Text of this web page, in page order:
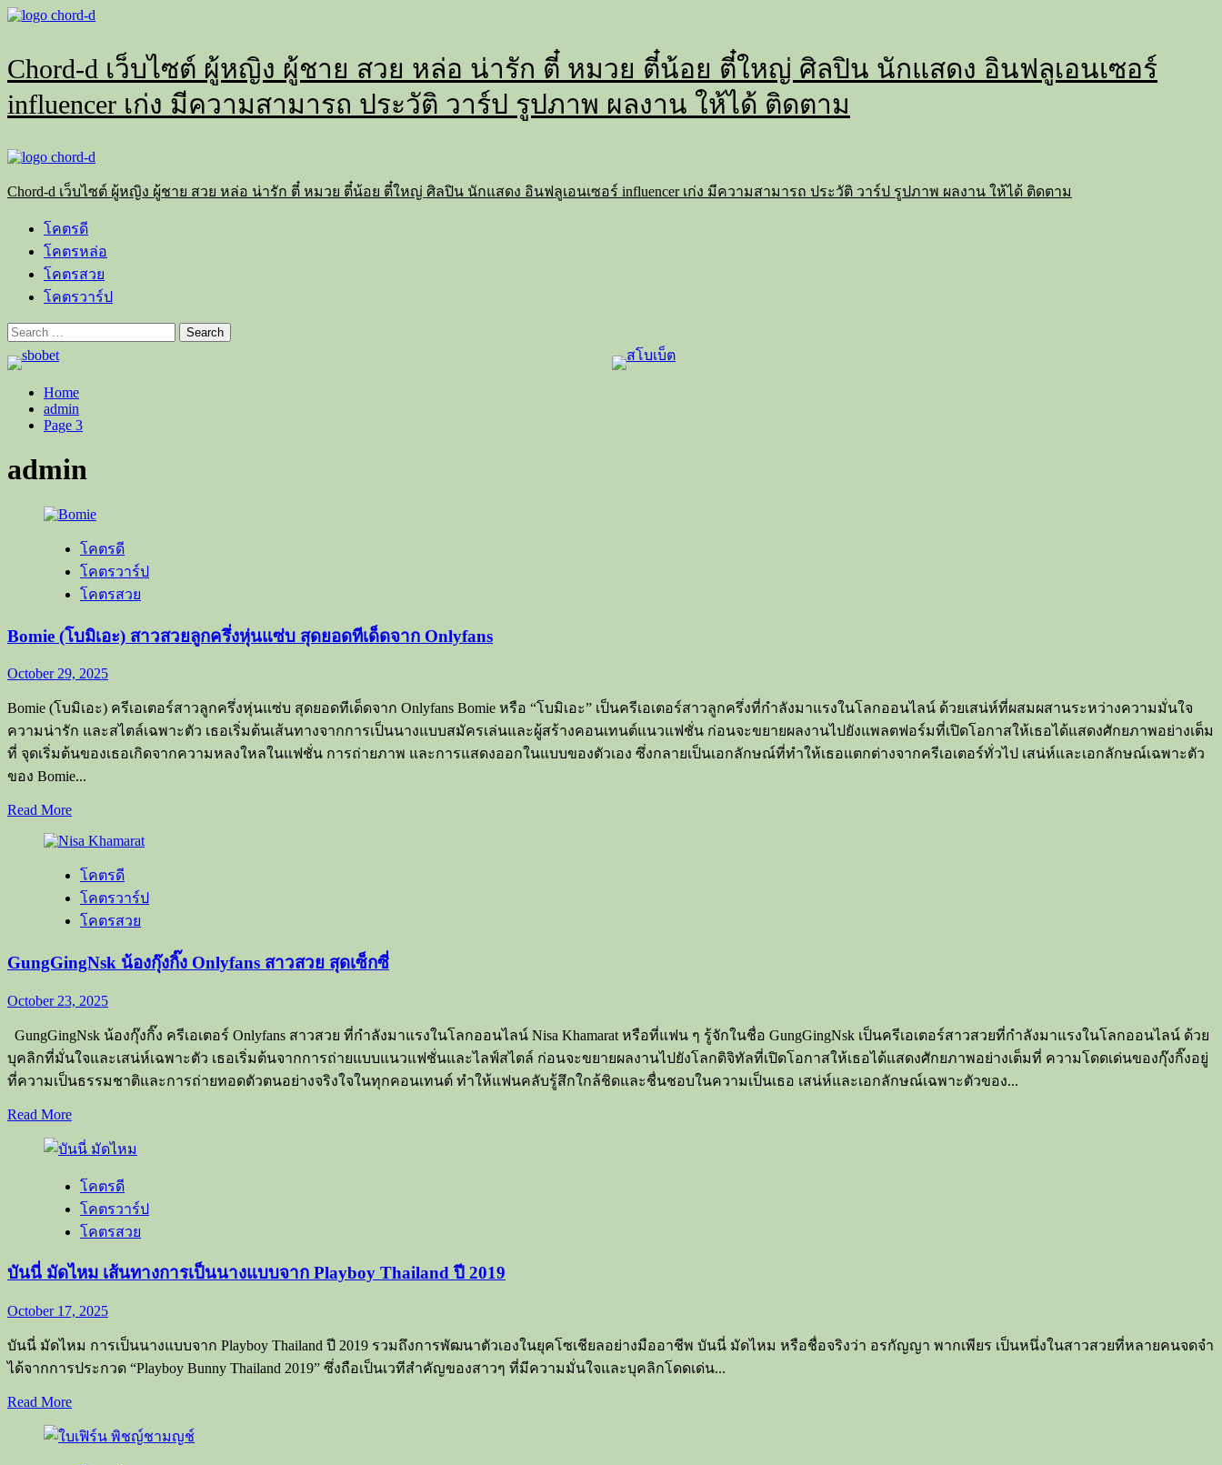
Skip
Chord-d เว็บไซต์ ผู้หญิง ผู้ชาย สวย หล่อ น่ารัก ตี๋ หมวย ตี๋น้อย ตี๋ใหญ่ ศิลปิน นักแสดง อินฟลูเอนเซอร์
influencer เก่ง มีความสามารถ ประวัติ วาร์ป รูปภาพ ผลงาน ให้ได้ ติดตาม
Primary
Chord-d เว็บไซต์ ผู้หญิง ผู้ชาย สวย หล่อ น่ารัก ตี๋ หมวย ตี๋น้อย ตี๋ใหญ่ ศิลปิน นักแสดง อินฟลูเอนเซอร์ influencer เก่ง มีความสามารถ ประวัติ วาร์ป รูปภาพ ผลงาน ให้ได้ ติดตาม
โคตรดี
โคตรหล่อ
โคตรสวย
โคตรวาร์ป
Search
for:
Home
admin
Page 3
admin
โคตรดี
โคตรวาร์ป
โคตรสวย
Bomie (โบมิเอะ) สาวสวยลูกครึ่งหุ่นแซ่บ สุดยอดทีเด็ดจาก Onlyfans
October 29, 2025
Bomie (โบมิเอะ) ครีเอเตอร์สาวลูกครึ่งหุ่นแซ่บ สุดยอดทีเด็ดจาก Onlyfans Bomie หรือ “โบมิเอะ” เป็นครีเอเตอร์สาวลูกครึ่งที่กำลังมาแรงในโลกออนไลน์ ด้วยเสน่ห์ที่ผสมผสานระหว่างความมั่นใจ
ความน่ารัก และสไตล์เฉพาะตัว เธอเริ่มต้นเส้นทางจากการเป็นนางแบบสมัครเล่นและผู้สร้างคอนเทนต์แนวแฟชั่น ก่อนจะขยายผลงานไปยังแพลตฟอร์มที่เปิดโอกาสให้เธอได้แสดงศักยภาพอย่างเต็ม
ที่ จุดเริ่มต้นของเธอเกิดจากความหลงใหลในแฟชั่น การถ่ายภาพ และการแสดงออกในแบบของตัวเอง ซึ่งกลายเป็นเอกลักษณ์ที่ทำให้เธอแตกต่างจากครีเอเตอร์ทั่วไป เสน่ห์และเอกลักษณ์เฉพาะตัว
ของ Bomie...
Read MoreRead
about
(โบ
มิ
เอะ)
สวย
หุ่น
แซ่บ
สุด
จาก
โคตรดี
โคตรวาร์ป
โคตรสวย
GungGingNsk น้องกุ๊งกิ๊ง Onlyfans สาวสวย สุดเซ็กซี่
October 23, 2025
GungGingNsk น้องกุ๊งกิ๊ง ครีเอเตอร์ Onlyfans สาวสวย ที่กำลังมาแรงในโลกออนไลน์ Nisa Khamarat หรือที่แฟน ๆ รู้จักในชื่อ GungGingNsk เป็นครีเอเตอร์สาวสวยที่กำลังมาแรงในโลกออนไลน์ ด้วย
บุคลิกที่มั่นใจและเสน่ห์เฉพาะตัว เธอเริ่มต้นจากการถ่ายแบบแนวแฟชั่นและไลฟ์สไตล์ ก่อนจะขยายผลงานไปยังโลกดิจิทัลที่เปิดโอกาสให้เธอได้แสดงศักยภาพอย่างเต็มที่ ความโดดเด่นของกุ๊งกิ๊งอยู่
ที่ความเป็นธรรมชาติและการถ่ายทอดตัวตนอย่างจริงใจในทุกคอนเทนต์ ทำให้แฟนคลับรู้สึกใกล้ชิดและชื่นชอบในความเป็นเธอ เสน่ห์และเอกลักษณ์เฉพาะตัวของ...
Read MoreRead
about
น้อง
งกิ๊ง
สาว
สุด
โคตรดี
โคตรวาร์ป
โคตรสวย
บันนี่ มัดไหม เส้นทางการเป็นนางแบบจาก Playboy Thailand ปี 2019
October 17, 2025
บันนี่ มัดไหม การเป็นนางแบบจาก Playboy Thailand ปี 2019 รวมถึงการพัฒนาตัวเองในยุคโซเชียลอย่างมืออาชีพ บันนี่ มัดไหม หรือชื่อจริงว่า อรกัญญา พากเพียร เป็นหนึ่งในสาวสวยที่หลายคนจดจำ
ได้จากการประกวด “Playboy Bunny Thailand 2019” ซึ่งถือเป็นเวทีสำคัญของสาวๆ ที่มีความมั่นใจและบุคลิกโดดเด่น...
Read MoreRead
about